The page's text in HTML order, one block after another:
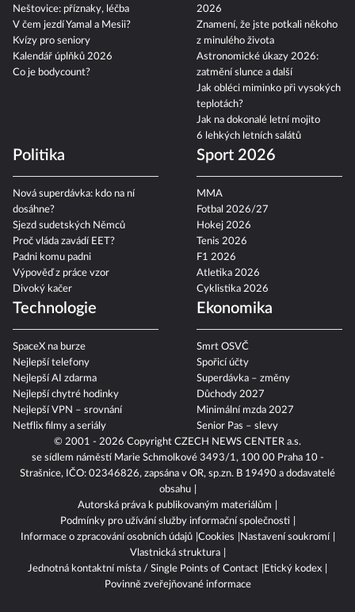
© 2001 - 2026 Copyright CZECH NEWS CENTER a.s.
se sídlem náměstí Marie Schmolkové 3493/1, 100 00 Praha 10 -
Strašnice, IČO: 02346826, zapsána v OR, sp.zn. B 19490 a dodavatelé
obsahu
Autorská práva k publikovaným materiálům
Podmínky pro užívání služby informační společnosti
Informace o zpracování osobních údajů Cookies
Nastavení soukromí
Vlastnická struktura
Jednotná kontaktní místa / Single Points of Contact
Etický kodex
Povinně zveřejňované informace
Neštovice: příznaky, léčba
V čem jezdí Yamal a Mesii?
Kvízy pro seniory
Kalendář úplňků 2026
Co je bodycount?
2026
Znamení, že jste potkali někoho
z minulého života
Astronomické úkazy 2026:
zatmění slunce a další
Jak obléci miminko při vysokých
teplotách?
Jak na dokonalé letní mojito
6 lehkých letních salátů
Politika
Nová superdávka: kdo na ní
dosáhne?
Sjezd sudetských Němců
Proč vláda zavádí EET?
Padni komu padni
Výpověď z práce vzor
Divoký kačer
Sport 2026
MMA
Fotbal 2026/27
Hokej 2026
Tenis 2026
F1 2026
Atletika 2026
Cyklistika 2026
Technologie
SpaceX na burze
Nejlepší telefony
Nejlepší AI zdarma
Nejlepší chytré hodinky
Nejlepší VPN – srovnání
Netflix filmy a seriály
Ekonomika
Smrt OSVČ
Spořicí účty
Superdávka – změny
Důchody 2027
Minimální mzda 2027
Senior Pas – slevy